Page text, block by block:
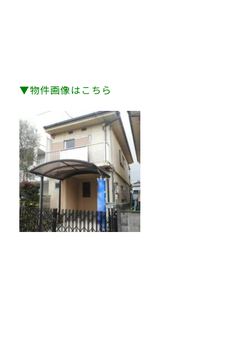
▼物件画像はこちら